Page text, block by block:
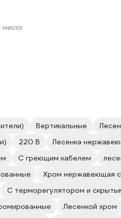
место
Вертикальные
220 В
Лесенка
С греющим кабелем
Хром нержавеющая
С терморегулятором и
Лесенкой хром